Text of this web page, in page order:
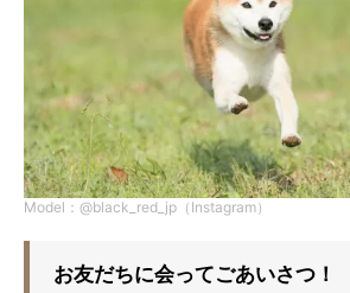
Model：@black_red_jp（Instagram）
お友だちに会ってごあいさつ！